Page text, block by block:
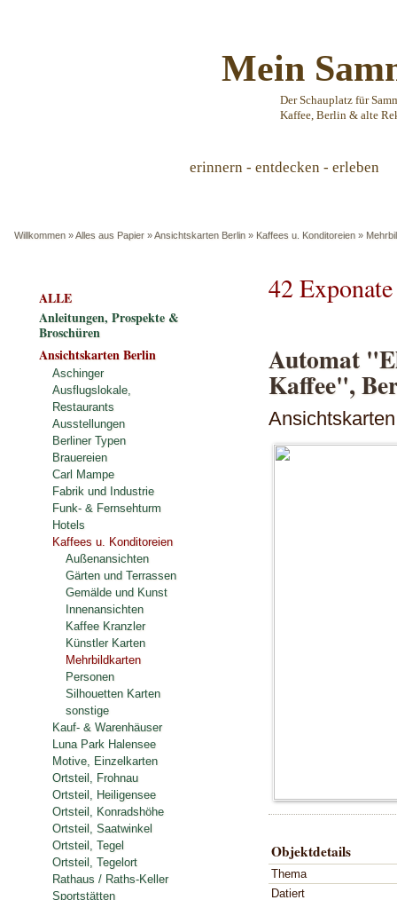
Mein
Der Schauplatz für
Kaffee, Berlin & alte
erinnern - entdecken - erleben
Willkommen »Alles aus Papier »Ansichtskarten Berlin » Kaffees u. Konditoreien »
42
Automat
Kaffee",
Objektdetails
Thema
Datiert
ALLE
Anleitungen, Prospekte &
Broschüren
Ansichtskarten Berlin
Aschinger
Ausflugslokale,
Restaurants
Ausstellungen
Berliner Typen
Brauereien
Carl Mampe
Fabrik und Industrie
Funk- & Fernsehturm
Hotels
Kaffees u. Konditoreien
Außenansichten
Gärten und Terrassen
Gemälde und Kunst
Innenansichten
Kaffee Kranzler
Künstler Karten
Mehrbildkarten
Personen
Silhouetten Karten
sonstige
Kauf- & Warenhäuser
Luna Park Halensee
Motive, Einzelkarten
Ortsteil, Frohnau
Ortsteil, Heiligensee
Ortsteil, Konradshöhe
Ortsteil, Saatwinkel
Ortsteil, Tegel
Ortsteil, Tegelort
Rathaus / Raths-Keller
Sportstätten